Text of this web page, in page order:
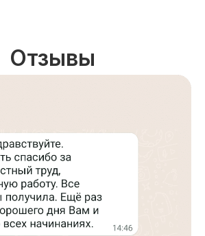
Отзывы